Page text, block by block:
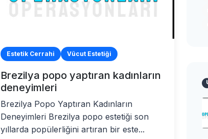
Estetik Cerrahi Vücut Estetiği
Brezilya popo yaptıran kadınların
deneyimleri
Brezilya Popo Yaptıran Kadınların
Deneyimleri Brezilya popo estetiği son
yıllarda popülerliğini artıran bir este...